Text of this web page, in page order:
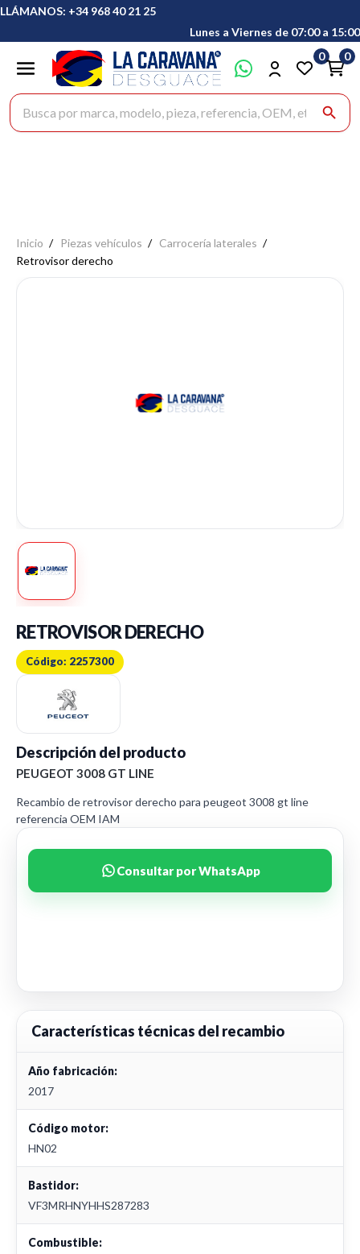
LLÁMANOS: +34 968 40 21 25
Lunes a Viernes de 07:00 a 15:00
Buscar productos
search
0 0
Inicio Piezas vehículos
Carrocería laterales
Retrovisor derecho
RETROVISOR DERECHO
Código: 2257300
Descripción del producto
PEUGEOT 3008 GT LINE
Recambio de retrovisor derecho para peugeot 3008 gt line
referencia OEM IAM
Consultar por WhatsApp
Características técnicas del recambio
Año fabricación:
2017
Código motor:
HN02
Bastidor:
VF3MRHNYHHS287283
Combustible: